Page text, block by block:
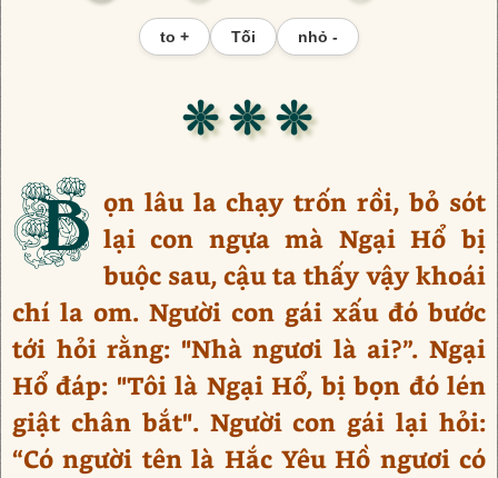
to + Tối nhỏ -
❊ ❊ ❊
B ọn lâu la chạy trốn rồi, bỏ sót
lại con ngựa mà Ngại Hổ bị
buộc sau, cậu ta thấy vậy khoái
chí la om. Người con gái xấu đó bước
tới hỏi rằng: "Nhà ngươi là ai?”. Ngại
Hổ đáp: "Tôi là Ngại Hổ, bị bọn đó lén
giật chân bắt". Người con gái lại hỏi:
“Có người tên là Hắc Yêu Hồ ngươi có